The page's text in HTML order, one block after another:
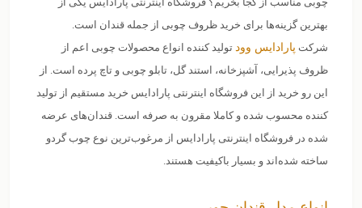
بهترین گزینه‌ها برای خرید ظروف چوبی از جمله قندان است.
شرکت پارادایس وود تولید کننده انواع محصولات چوبی اعم از
ظروف پذیرایی، آشپزخانه، استند گل، تابلو چوبی و تاچ پرده است. از
این رو خرید از این فروشگاه اینترنتی پارادایس خرید مستقیم از تولید
کننده محسوب شده و کاملا مقرون به صرفه است. قندان‌های عرضه
شده در فروشگاه اینترنتی پارادایس از مرغوب‌ترین نوع چوب گردو
ساخته شده‌اند و بسیار باکیفیت هستند.